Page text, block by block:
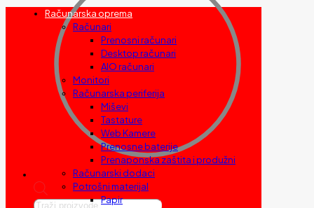
Products
Računarska oprema
Računari
Prenosni računari
Desktop računari
AIO računari
Monitori
Računarska periferija
Miševi
Tastature
Web Kamere
Prenosne baterije
Prenaponska zaštita i produžni
Računarski dodaci
Potrošni materijal
Papir